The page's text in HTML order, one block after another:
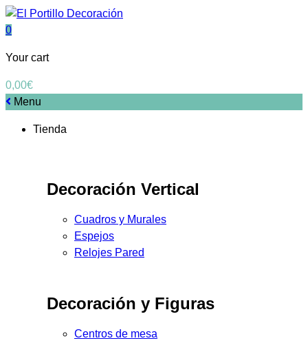
0
Your cart
0,00€
Menu
Tienda
Decoración Vertical
Cuadros y Murales
Espejos
Relojes Pared
Decoración y Figuras
Centros de mesa